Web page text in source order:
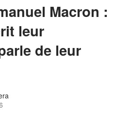
Macron :
leur
de leur